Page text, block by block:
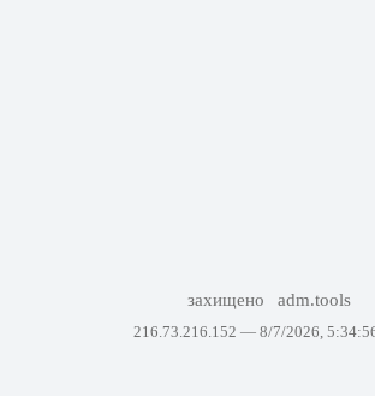
захищено adm.tools
216.73.216.152 — 8/7/2026,